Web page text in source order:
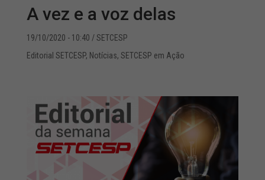
A vez e a voz delas
19/10/2020 - 10:40 / SETCESP
Editorial SETCESP, Notícias, SETCESP em Ação